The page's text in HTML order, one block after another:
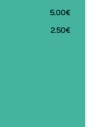
5.00€
2.50€